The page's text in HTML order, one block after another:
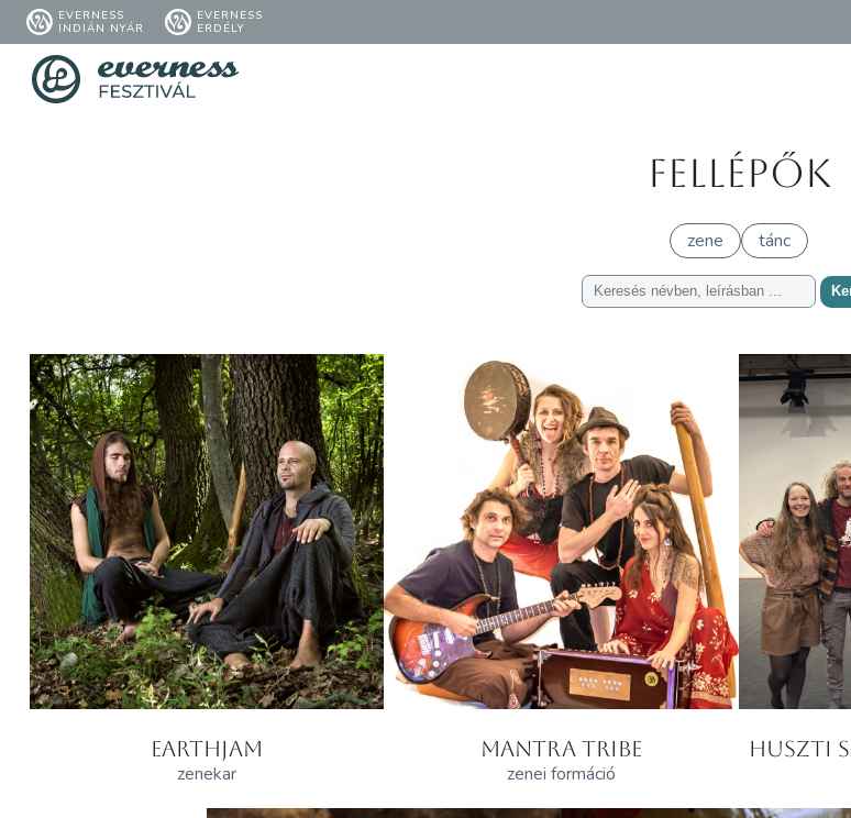
EVERNESS
INDIÁN NYÁR
EVERNESS
ERDÉLY
Fellépők
zene tánc
EARTHJAM
zenekar
MANTRA TRIBE
zenei formáció
HUSZTI